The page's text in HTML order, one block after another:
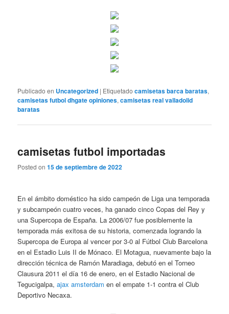
Publicado en Uncategorized | Etiquetado camisetas barca baratas,
camisetas futbol dhgate opiniones,camisetas real valladolid
baratas
camisetas futbol importadas
Posted on15 de septiembre de 2022
En el ámbito doméstico ha sido campeón de Liga una temporada
y subcampeón cuatro veces, ha ganado cinco Copas del Rey y
una Supercopa de España. La 2006/07 fue posiblemente la
temporada más exitosa de su historia, comenzada logrando la
Supercopa de Europa al vencer por 3-0 al Fútbol Club Barcelona
en el Estadio Luis II de Mónaco. El Motagua, nuevamente bajo la
dirección técnica de Ramón Maradiaga, debutó en el Torneo
Clausura 2011 el día 16 de enero, en el Estadio Nacional de
Tegucigalpa,ajax amsterdam en el empate 1-1 contra el Club
Deportivo Necaxa.